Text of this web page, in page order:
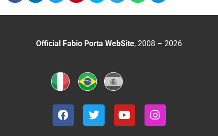
Official Fabio Porta WebSite, 2008 – 2026